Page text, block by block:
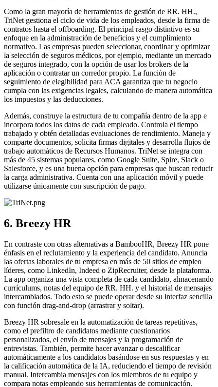
Como la gran mayoría de herramientas de gestión de RR. HH.,
TriNet gestiona el ciclo de vida de los empleados, desde la firma de
contratos hasta el offboarding. El principal rasgo distintivo es su
enfoque en la administración de beneficios y el cumplimiento
normativo. Las empresas pueden seleccionar, coordinar y optimizar
la selección de seguros médicos, por ejemplo, mediante un mercado
de seguros integrado, con la opción de usar los brokers de la
aplicación o contratar un corredor propio. La función de
seguimiento de elegibilidad para ACA garantiza que tu negocio
cumpla con las exigencias legales, calculando de manera automática
los impuestos y las deducciones.
Además, construye la estructura de tu compañía dentro de la app e
incorpora todos los datos de cada empleado. Controla el tiempo
trabajado y obtén detalladas evaluaciones de rendimiento. Maneja y
comparte documentos, solicita firmas digitales y desarrolla flujos de
trabajo automáticos de Recursos Humanos. TriNet se integra con
más de 45 sistemas populares, como Google Suite, Spire, Slack o
Salesforce, y es una buena opción para empresas que buscan reducir
la carga administrativa. Cuenta con una aplicación móvil y puede
utilizarse únicamente con suscripción de pago.
6. Breezy HR
En contraste con otras alternativas a BambooHR, Breezy HR pone
énfasis en el reclutamiento y la experiencia del candidato. Anuncia
las ofertas laborales de tu empresa en más de 50 sitios de empleo
líderes, como LinkedIn, Indeed o ZipRecruiter, desde la plataforma.
La app organiza una vista completa de cada candidato, almacenando
currículums, notas del equipo de RR. HH. y el historial de mensajes
intercambiados. Todo esto se puede operar desde su interfaz sencilla
con función drag-and-drop (arrastrar y soltar).
Breezy HR sobresale en la automatización de tareas repetitivas,
como el prefiltro de candidatos mediante cuestionarios
personalizados, el envío de mensajes y la programación de
entrevistas. También, permite hacer avanzar o descalificar
automáticamente a los candidatos basándose en sus respuestas y en
la calificación automática de la IA, reduciendo el tiempo de revisión
manual. Intercambia mensajes con los miembros de tu equipo y
compara notas empleando sus herramientas de comunicación.